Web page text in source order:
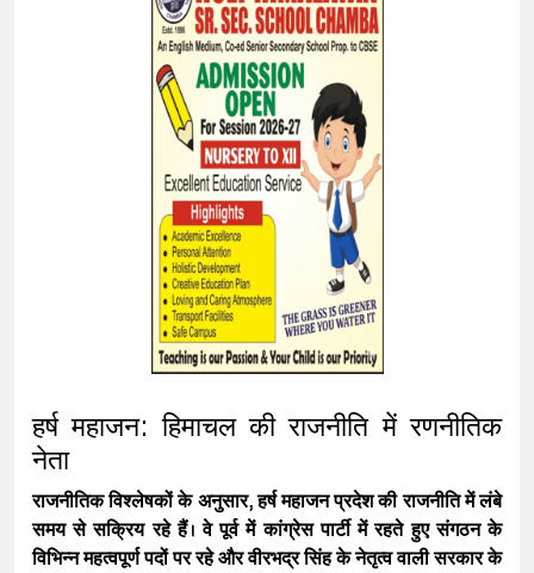
हर्ष महाजन: हिमाचल की राजनीति में रणनीतिक
नेता
राजनीतिक विश्लेषकों के अनुसार,हर्ष महाजनप्रदेश की राजनीति में लंबे
समय से सक्रिय रहे हैं। वे पूर्व में कांग्रेस पार्टी में रहते हुए संगठन के
विभिन्न महत्वपूर्ण पदों पर रहे औरवीरभद्र सिंहके नेतृत्व वाली सरकार के